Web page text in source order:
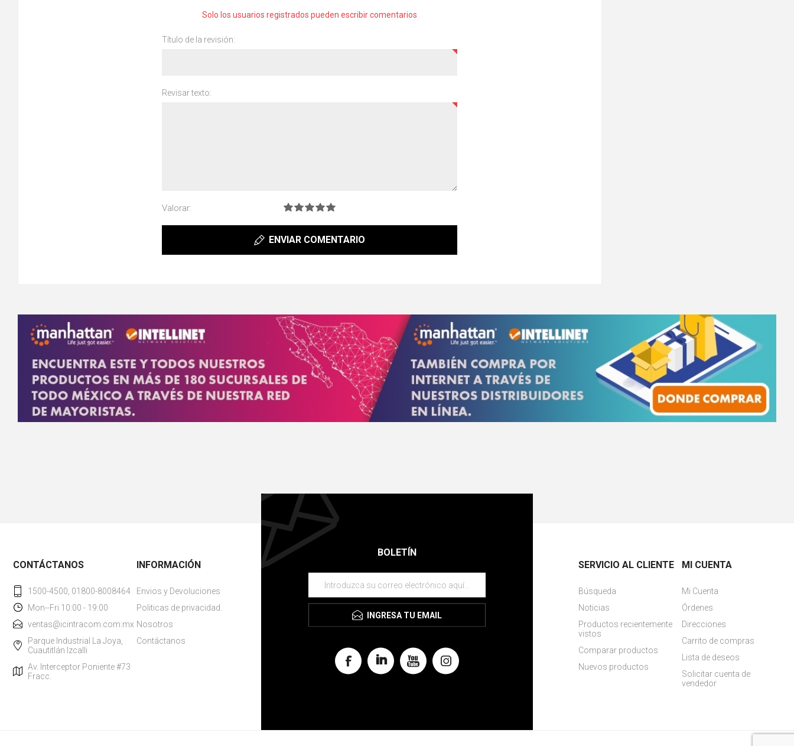
Solo los usuarios registrados pueden escribir comentarios
Título de la revisión:
Revisar texto:
Valorar:
ENVIAR COMENTARIO
BOLETÍN
INGRESA TU EMAIL
CONTÁCTANOS
1500-4500, 01800-8008464
Mon--Fri 10:00 - 19:00
ventas@icintracom.com.mx
Parque Industrial La Joya,
Cuautitlán Izcalli
Av. Interceptor Poniente #73
Fracc.
INFORMACIÓN
Envios y Devoluciones
Politicas de privacidad.
Nosotros
Contáctanos
SERVICIO AL CLIENTE
Búsqueda
Noticias
Productos recientemente
vistos
Comparar productos
Nuevos productos
MI CUENTA
Mi Cuenta
Órdenes
Direcciones
Carrito de compras
Lista de deseos
Solicitar cuenta de
vendedor